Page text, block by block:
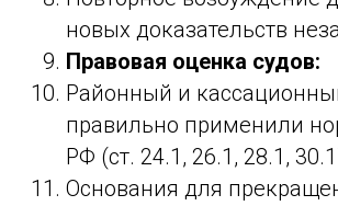
новых доказательств
Правовая оценка судов:
Районный и
правильно применили
РФ (ст. 24.1, 26.1, 28.1,
Основания для